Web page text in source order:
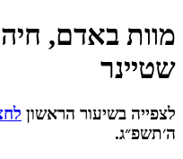
מוות באדם,
שטיינר
לצפייה בשיעור הראשון
ה׳תשפ״ג.